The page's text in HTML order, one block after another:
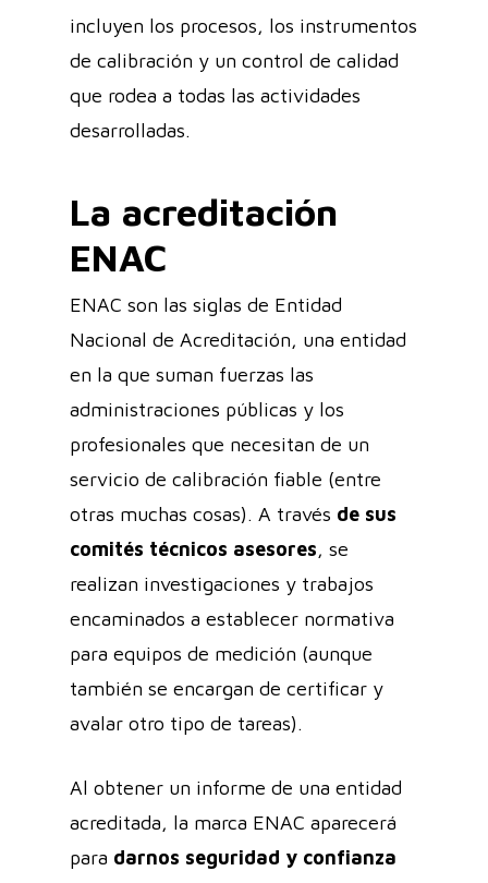
incluyen los procesos, los instrumentos
de calibración y un control de calidad
que rodea a todas las actividades
desarrolladas.
La acreditación
ENAC
ENAC son las siglas de Entidad
Nacional de Acreditación, una entidad
en la que suman fuerzas las
administraciones públicas y los
profesionales que necesitan de un
servicio de calibración fiable (entre
otras muchas cosas). A través de sus
comités técnicos asesores, se
realizan investigaciones y trabajos
encaminados a establecer normativa
para equipos de medición (aunque
también se encargan de certificar y
avalar otro tipo de tareas).
Al obtener un informe de una entidad
acreditada, la marca ENAC aparecerá
para darnos seguridad y confianza